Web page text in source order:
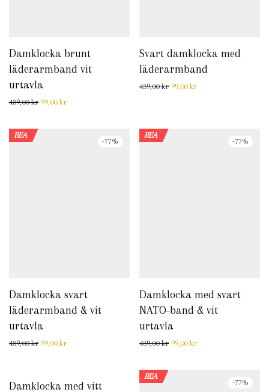
Damklocka brunt
läderarmband vit
urtavla
439,00kr Det ursprungliga priset var: 439,00 kr.
99,00 krDet nuvarande priset är: 99,00 kr.
Svart damklocka med
läderarmband
439,00kr Det ursprungliga priset var:
99,00 krDet nuvarande
-77%
REA
Damklocka svart
läderarmband & vit
urtavla
439,00kr Det ursprungliga priset var: 439,00 kr.
99,00 krDet nuvarande priset är: 99,00 kr.
-77%
REA
Damklocka med svart
NATO-band & vit
urtavla
439,00kr Det ursprungliga priset var:
99,00 krDet nuvarande
Damklocka med vitt
-77%
REA